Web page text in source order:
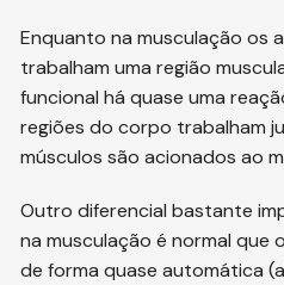
Enquanto na musculação os
trabalham uma região
funcional há quase uma
regiões do corpo trabalham
músculos são acionados ao
Outro diferencial bastante
na musculação é normal que
de forma quase automática